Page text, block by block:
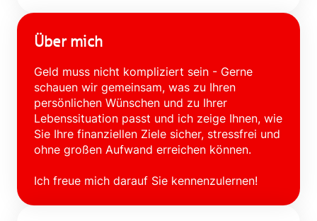
Über mich
Geld muss nicht kompliziert sein - Gerne
schauen wir gemeinsam, was zu Ihren
persönlichen Wünschen und zu Ihrer
Lebenssituation passt und ich zeige Ihnen, wie
Sie Ihre finanziellen Ziele sicher, stressfrei und
ohne großen Aufwand erreichen können.
Ich freue mich darauf Sie kennenzulernen!